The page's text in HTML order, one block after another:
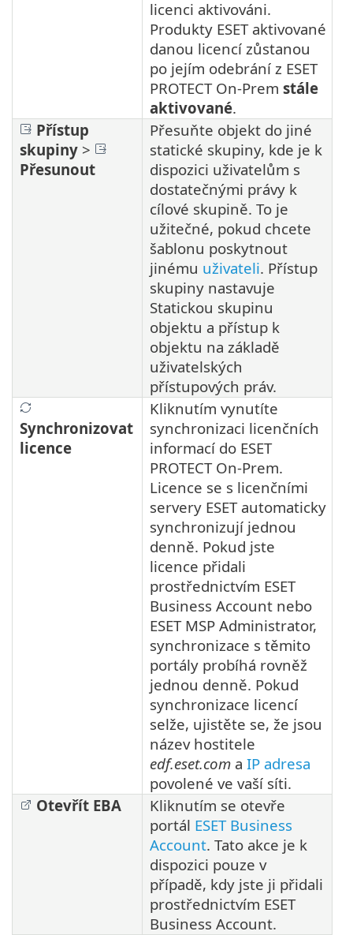
licenci aktivováni.
Produkty ESET aktivované
danou licencí zůstanou
po jejím odebrání z ESET
PROTECT On-Prem stále
aktivované.
Přístup
skupiny >
Přesunout
Přesuňte objekt do jiné
statické skupiny, kde je k
dispozici uživatelům s
dostatečnými právy k
cílové skupině. To je
užitečné, pokud chcete
šablonu poskytnout
jinému uživateli. Přístup
skupiny nastavuje
Statickou skupinu
objektu a přístup k
objektu na základě
uživatelských
přístupových práv.
Synchronizovat
licence
Kliknutím vynutíte
synchronizaci licenčních
informací do ESET
PROTECT On-Prem.
Licence se s licenčními
servery ESET automaticky
synchronizují jednou
denně. Pokud jste
licence přidali
prostřednictvím ESET
Business Account nebo
ESET MSP Administrator,
synchronizace s těmito
portály probíhá rovněž
jednou denně. Pokud
synchronizace licencí
selže, ujistěte se, že jsou
název hostitele
edf.eset.com a IP adresa
povolené ve vaší síti.
Otevřít EBA
Kliknutím se otevře
portál ESET Business
Account. Tato akce je k
dispozici pouze v
případě, kdy jste ji přidali
prostřednictvím ESET
Business Account.